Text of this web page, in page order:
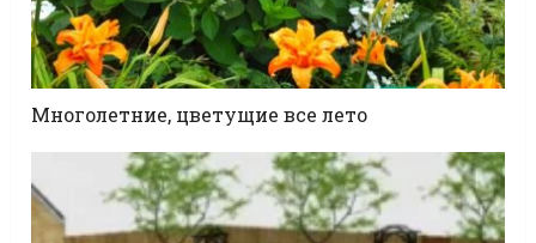
Многолетние, цветущие все лето